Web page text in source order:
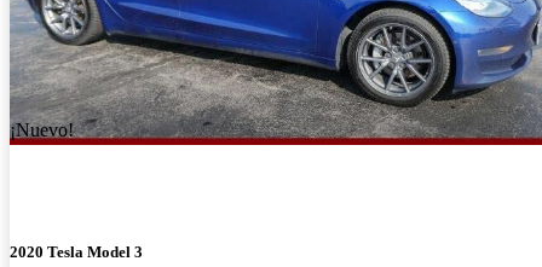
¡Nuevo!
2020 Tesla Model 3